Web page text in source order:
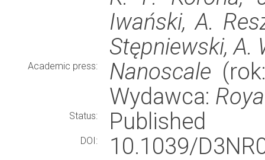
Iwański, A.
Stępniewski, A.
Academic press: Nanoscale
Wydawca:
Status: Published
DOI:
10.1039/